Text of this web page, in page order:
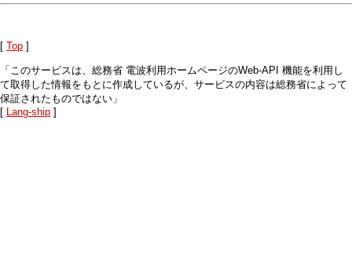
[ Top ]
「このサービスは、総務省 電波利用ホームページのWeb-API 機能を利用し
て取得した情報をもとに作成しているが、サービスの内容は総務省によって
保証されたものではない」
[ Lang-ship ]